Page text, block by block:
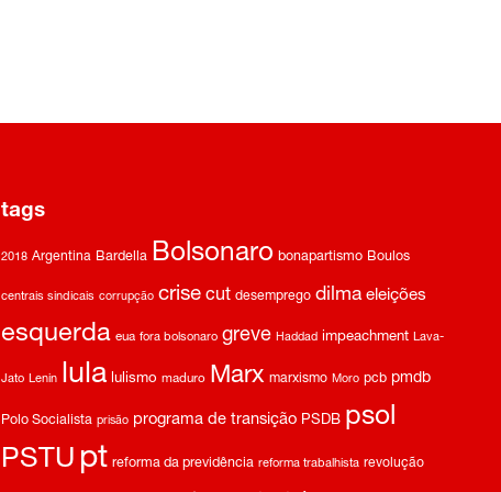
tags
2018 Argentina Bardella Bolsonaro bonapartismo Boulos
centrais sindicais corrupção crise cut desemprego dilma eleições
esquerda eua fora bolsonaro greve Haddad impeachment Lava-
Jato Lenin lula lulismo maduro Marx marxismo Moro pcb pmdb
Polo Socialista prisão programa de transição PSDB psol
PSTU pt reforma da previdência reforma trabalhista revolução